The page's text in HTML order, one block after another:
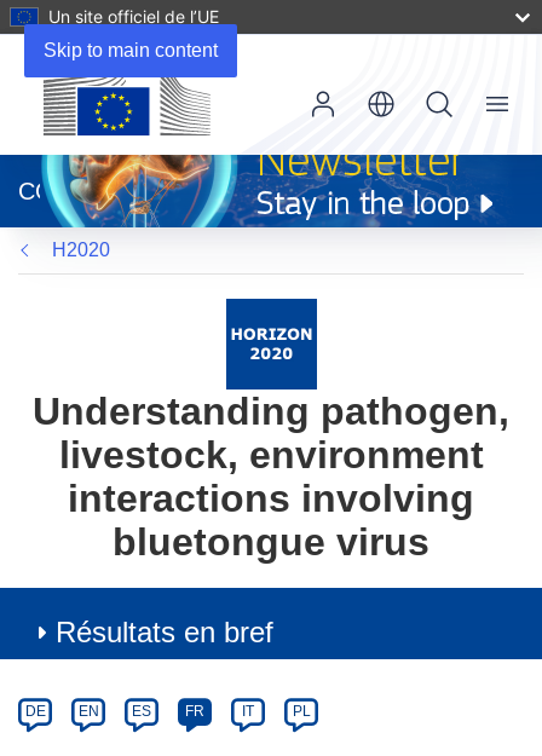
Skip to main content
Un site officiel de l’UE
dans
une
nouvelle
fenêtre)
CORDIS
Menu
H2020
Understanding pathogen,
livestock, environment
interactions involving
bluetongue virus
Résultats en bref
Category
Article
available
DE EN ES FR IT PL